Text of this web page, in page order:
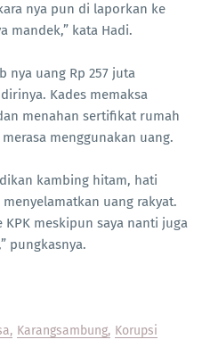
nya pun di laporkan ke
mandek,” kata Hadi.
nya uang Rp 257 juta
Kades memaksa
menahan sertifikat rumah
menggunakan uang.
kambing hitam, hati
uang rakyat.
meskipun saya nanti juga
pungkasnya.
Karangsambung Korupsi